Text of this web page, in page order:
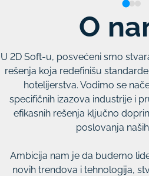
O
U 2D Soft-u, posvećeni smo stvaranju inovativnih softverskih
rešenja koja redefinišu
hotelijerstva. Vodimo se
specifičnih izazova industrije i
efikasnih rešenja ključno
poslovanja
Ambicija nam je da budemo
novih trendova i tehnologija,